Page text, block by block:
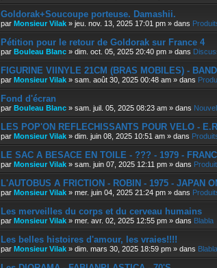
Goldorak+Soucoupe porteuse. Damashii.
par Monsieur Vilak » jeu. nov. 13, 2025 17:01 pm » dans
Pétition pour le retour de Goldorak sur France 4
par Bouleau Blanc » dim. oct. 05, 2025 20:40 pm » dans
FIGURINE VIINYLE 21CM (BRAS MOBILES) -
par Monsieur Vilak » sam. août 30, 2025 00:48 am » dans
Fond d'écran
par Bouleau Blanc » sam. juil. 05, 2025 08:23 am » dans
LES POP'ON REFLECHISSANTS POUR VELO -
par Monsieur Vilak » dim. juin 08, 2025 10:51 am » dans
LE SAC A BESACE EN TOILE - ??? - 1979 -
par Monsieur Vilak » sam. juin 07, 2025 12:11 pm » dans
L'AUTOBUS A FRICTION - ROBIN - 1975 - JAPAN
par Monsieur Vilak » mer. juin 04, 2025 21:24 pm » dans
Les merveilles du corps et du cerveau humains
par Monsieur Vilak » mer. avr. 02, 2025 12:55 pm » dans Blabla
Les belles histoires d'amour, les vraies!!!!
par Monsieur Vilak » dim. mars 30, 2025 18:59 pm » dans Blabla